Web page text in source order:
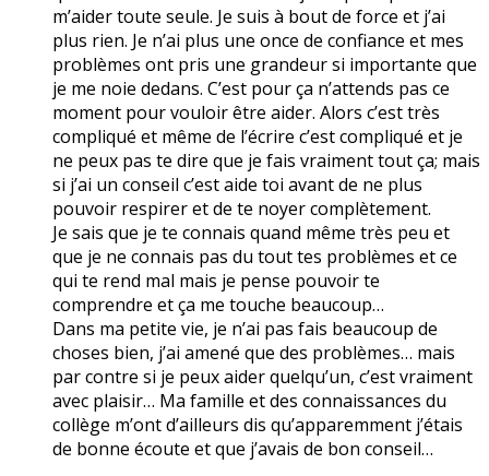
m’aider toute seule. Je suis à bout de force et j’ai
plus rien. Je n’ai plus une once de confiance et mes
problèmes ont pris une grandeur si importante que
je me noie dedans. C’est pour ça n’attends pas ce
moment pour vouloir être aider. Alors c’est très
compliqué et même de l’écrire c’est compliqué et je
ne peux pas te dire que je fais vraiment tout ça; mais
si j’ai un conseil c’est aide toi avant de ne plus
pouvoir respirer et de te noyer complètement.
Je sais que je te connais quand même très peu et
que je ne connais pas du tout tes problèmes et ce
qui te rend mal mais je pense pouvoir te
comprendre et ça me touche beaucoup…
Dans ma petite vie, je n’ai pas fais beaucoup de
choses bien, j’ai amené que des problèmes… mais
par contre si je peux aider quelqu’un, c’est vraiment
avec plaisir… Ma famille et des connaissances du
collège m’ont d’ailleurs dis qu’apparemment j’étais
de bonne écoute et que j’avais de bon conseil…